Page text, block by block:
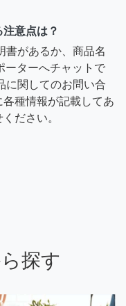
意点は？
書があるか、商品名
ーターへチャットで
に関してのお問い合
種情報が記載してあ
ださい。
探す